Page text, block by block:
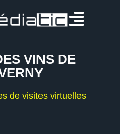
VINS DE
de visites virtuelles